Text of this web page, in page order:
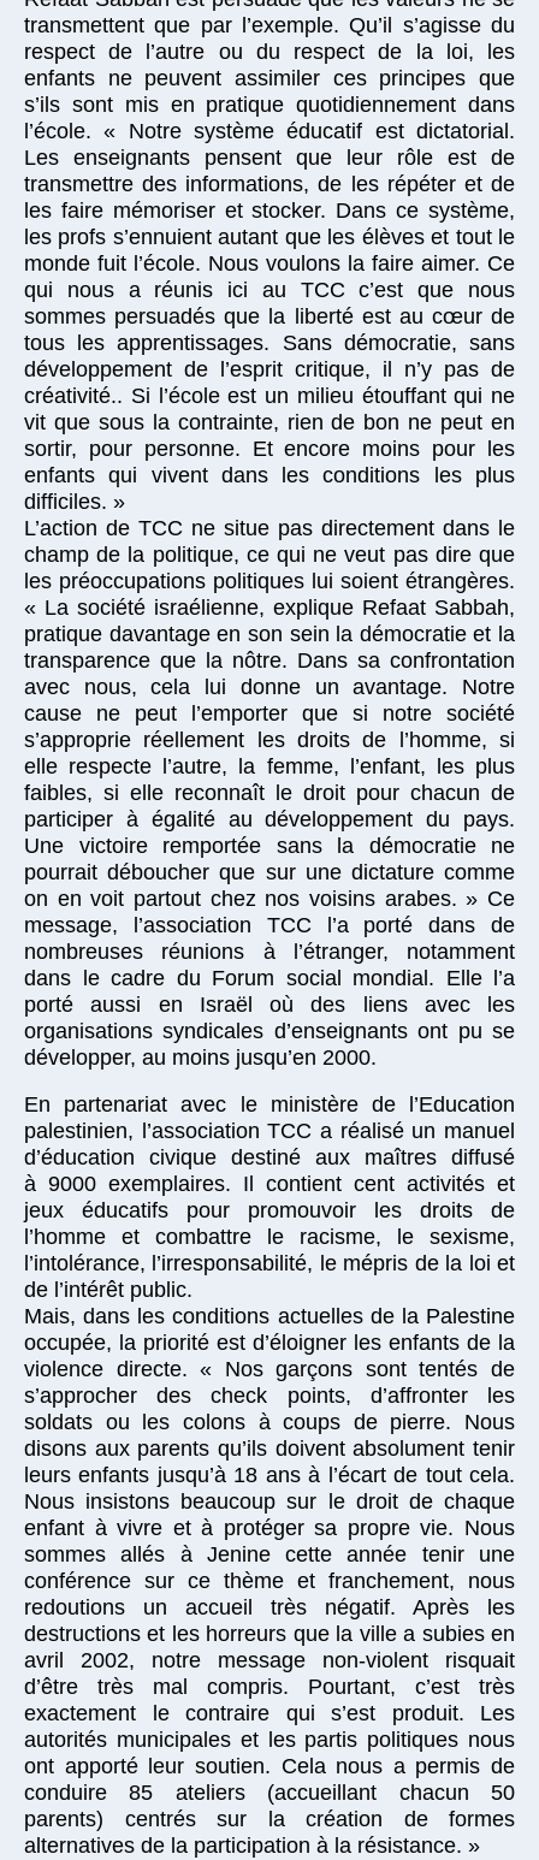
transmettent que par l’exemple. Qu’il s’agisse du
respect de l’autre ou du respect de la loi, les
enfants ne peuvent assimiler ces principes que
s’ils sont mis en pratique quotidiennement dans
l’école. « Notre système éducatif est dictatorial.
Les enseignants pensent que leur rôle est de
transmettre des informations, de les répéter et de
les faire mémoriser et stocker. Dans ce système,
les profs s’ennuient autant que les élèves et tout le
monde fuit l’école. Nous voulons la faire aimer. Ce
qui nous a réunis ici au TCC c’est que nous
sommes persuadés que la liberté est au cœur de
tous les apprentissages. Sans démocratie, sans
développement de l’esprit critique, il n’y pas de
créativité.. Si l’école est un milieu étouffant qui ne
vit que sous la contrainte, rien de bon ne peut en
sortir, pour personne. Et encore moins pour les
enfants qui vivent dans les conditions les plus
difficiles. »
L’action de TCC ne situe pas directement dans le
champ de la politique, ce qui ne veut pas dire que
les préoccupations politiques lui soient étrangères.
« La société israélienne, explique Refaat Sabbah,
pratique davantage en son sein la démocratie et la
transparence que la nôtre. Dans sa confrontation
avec nous, cela lui donne un avantage. Notre
cause ne peut l’emporter que si notre société
s’approprie réellement les droits de l’homme, si
elle respecte l’autre, la femme, l’enfant, les plus
faibles, si elle reconnaît le droit pour chacun de
participer à égalité au développement du pays.
Une victoire remportée sans la démocratie ne
pourrait déboucher que sur une dictature comme
on en voit partout chez nos voisins arabes. » Ce
message, l’association TCC l’a porté dans de
nombreuses réunions à l’étranger, notamment
dans le cadre du Forum social mondial. Elle l’a
porté aussi en Israël où des liens avec les
organisations syndicales d’enseignants ont pu se
développer, au moins jusqu’en 2000.
En partenariat avec le ministère de l’Education
palestinien, l’association TCC a réalisé un manuel
d’éducation civique destiné aux maîtres diffusé
à 9000 exemplaires. Il contient cent activités et
jeux éducatifs pour promouvoir les droits de
l’homme et combattre le racisme, le sexisme,
l’intolérance, l’irresponsabilité, le mépris de la loi et
de l’intérêt public.
Mais, dans les conditions actuelles de la Palestine
occupée, la priorité est d’éloigner les enfants de la
violence directe. « Nos garçons sont tentés de
s’approcher des check points, d’affronter les
soldats ou les colons à coups de pierre. Nous
disons aux parents qu’ils doivent absolument tenir
leurs enfants jusqu’à 18 ans à l’écart de tout cela.
Nous insistons beaucoup sur le droit de chaque
enfant à vivre et à protéger sa propre vie. Nous
sommes allés à Jenine cette année tenir une
conférence sur ce thème et franchement, nous
redoutions un accueil très négatif. Après les
destructions et les horreurs que la ville a subies en
avril 2002, notre message non-violent risquait
d’être très mal compris. Pourtant, c’est très
exactement le contraire qui s’est produit. Les
autorités municipales et les partis politiques nous
ont apporté leur soutien. Cela nous a permis de
conduire 85 ateliers (accueillant chacun 50
parents) centrés sur la création de formes
alternatives de la participation à la résistance. »